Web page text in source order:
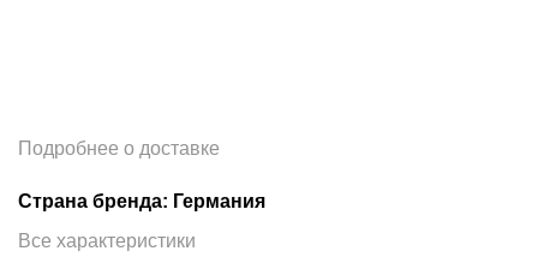
Подробнее о доставке
Страна бренда: Германия
Все характеристики